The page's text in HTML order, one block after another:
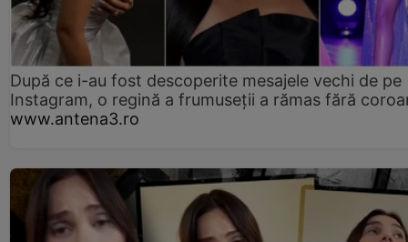
După ce i-au fost descoperite mesajele vechi de pe
Instagram, o regină a frumuseții a rămas fără
www.antena3.ro